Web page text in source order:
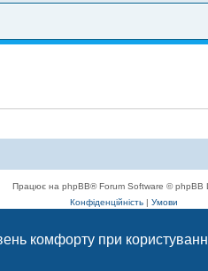
комфорту при
Працює на phpBB® Forum Software © phpBB
Конфіденційність | Умови